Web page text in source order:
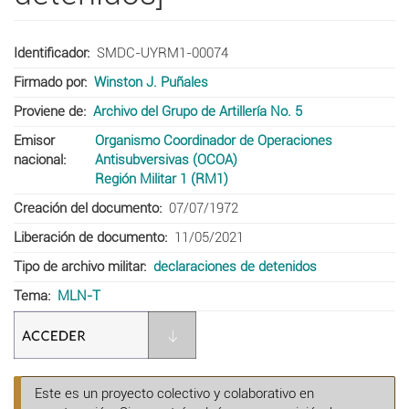
Identificador
SMDC-UYRM1-00074
Firmado por
Winston J. Puñales
Proviene de
Archivo del Grupo de Artillería No. 5
Emisor
nacional
Organismo Coordinador de Operaciones
Antisubversivas (OCOA)
Región Militar 1 (RM1)
Creación del documento
07/07/1972
Liberación de documento
11/05/2021
Tipo de archivo militar
declaraciones de detenidos
Tema
MLN-T
Este es un proyecto colectivo y colaborativo en